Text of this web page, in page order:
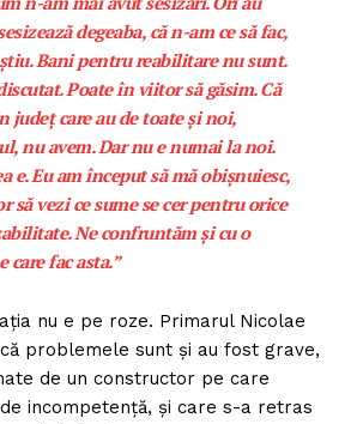
degeaba, că n-am ce să fac,
Bani pentru reabilitare nu sunt.
Poate în viitor să găsim. Că
județ care au de toate și noi,
nu avem. Dar nu e numai la noi.
e. Eu am început să mă obișnuiesc,
să vezi ce sume se cer pentru orice
Ne confruntăm și cu o
fac asta.”
nu e pe roze. Primarul Nicolae
că problemele sunt și au fost grave,
de un constructor pe care
incompetență, și care s-a retras